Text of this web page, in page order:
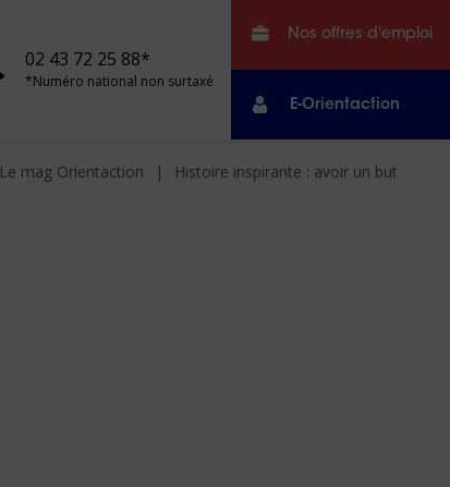
02 43 72 25 88*
*Numéro national non surtaxé
Nos offres d'emploi
E-Orientaction
Le mag Orientaction Histoire inspirante : avoir un but